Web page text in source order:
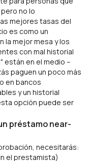
no lo
mejores tasas del
es como un
la mejor mesa y los
con mal historial
están en el medio –
paguen un poco más
en bancos
y un historial
opción puede ser
préstamo near-
necesitarás:
el prestamista)